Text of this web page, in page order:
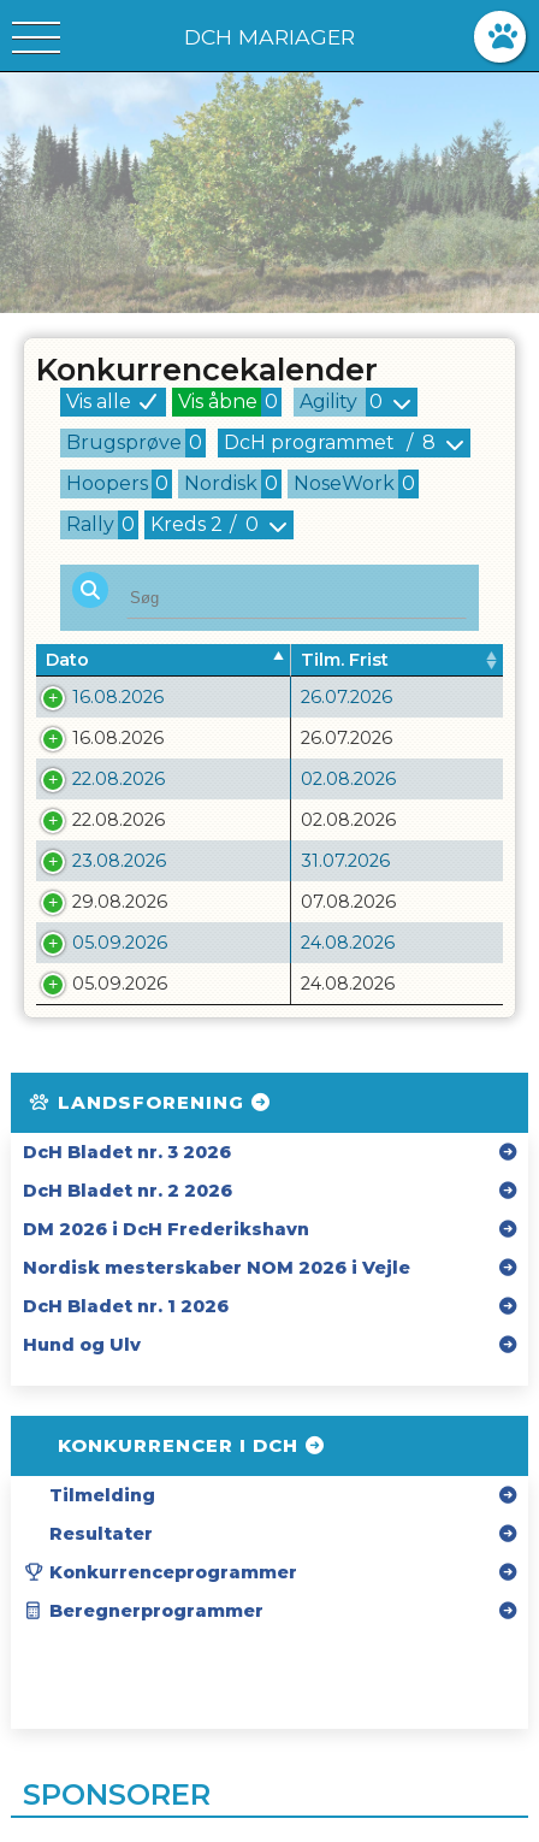
DCH MARIAGER
Konkurrencekalender
Vis alle Vis åbne 0 Agility 0
Brugsprøve 0 DcH programmet / 8
Hoopers 0 Nordisk 0 NoseWork 0
Rally 0 Kreds 2 / 0
Dato
Tilm. Frist
16.08.2026
26.07.2026
16.08.2026
26.07.2026
22.08.2026
02.08.2026
22.08.2026
02.08.2026
23.08.2026
31.07.2026
29.08.2026
07.08.2026
05.09.2026
24.08.2026
05.09.2026
24.08.2026
LANDSFORENING
DcH Bladet nr. 3 2026
DcH Bladet nr. 2 2026
DM 2026 i DcH Frederikshavn
Nordisk mesterskaber NOM 2026 i Vejle
DcH Bladet nr. 1 2026
Hund og Ulv
KONKURRENCER I DCH
Tilmelding
Resultater
Konkurrenceprogrammer
Beregnerprogrammer
SPONSORER